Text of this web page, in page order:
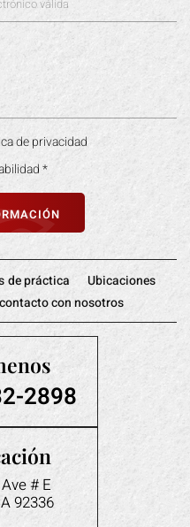
de privacidad
*
de práctica
Ubicaciones
con nosotros
2898
# E
92336